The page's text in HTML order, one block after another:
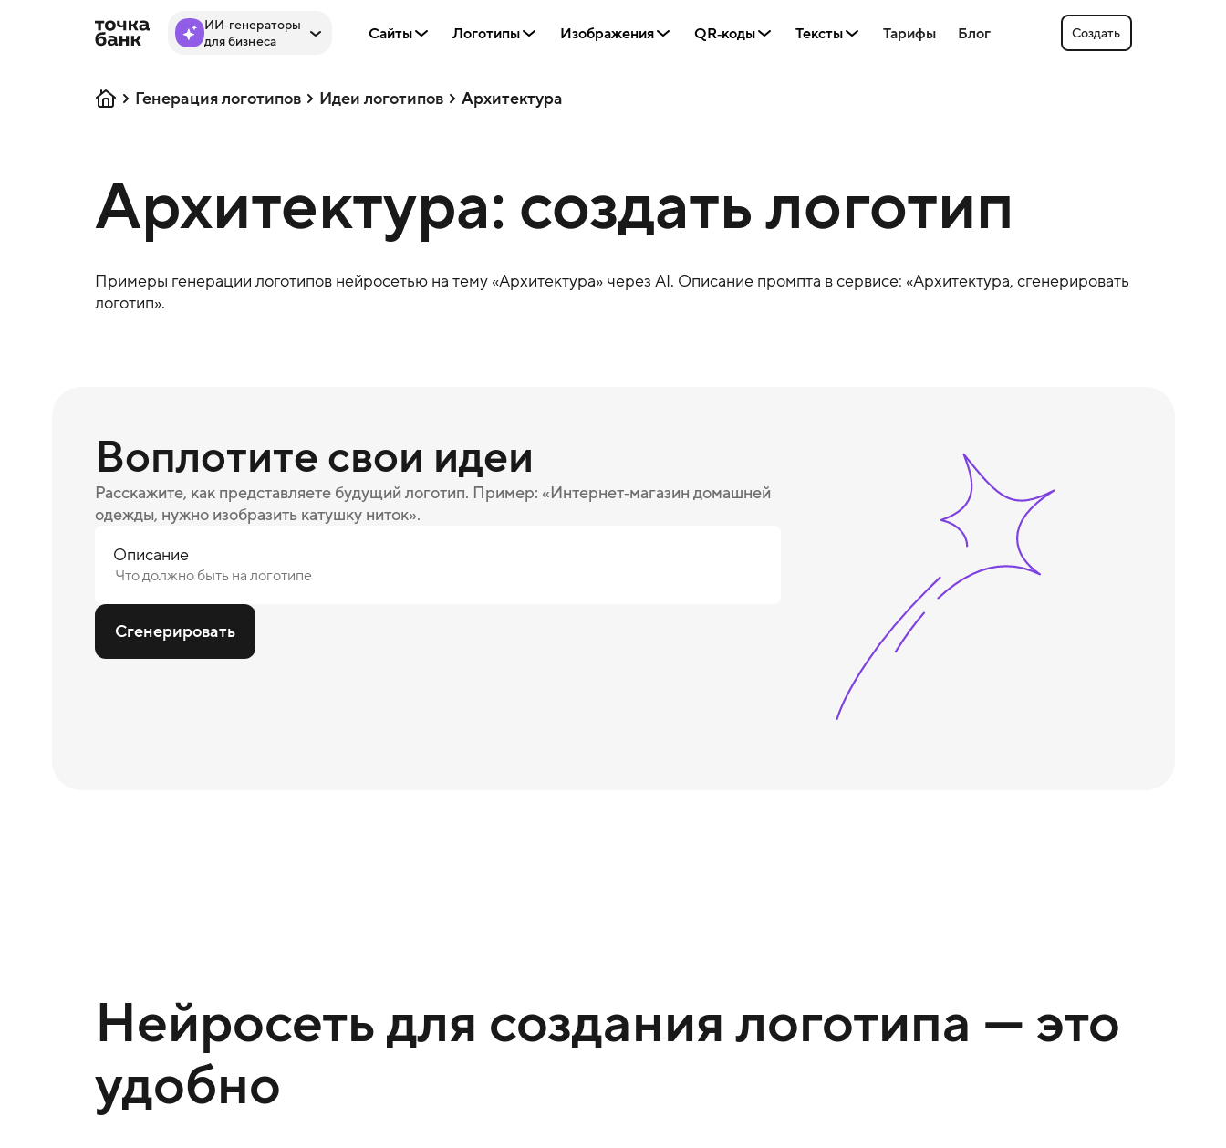
ИИ‑генераторы
для бизнеса
Сайты Логотипы Изображения QR‑коды Тексты Тарифы Блог Создать
Генерация логотипов Идеи логотипов Архитектура
Архитектура: создать логотип
Примеры генерации логотипов нейросетью на тему «Архитектура» через AI. Описание промпта в сервисе: «Архитектура, сгенерировать
логотип».
Воплотите свои идеи
Расскажите, как представляете будущий логотип. Пример: «Интернет‑магазин домашней
одежды, нужно изобразить катушку ниток».
Описание
Сгенерировать
Нейросеть для создания логотипа — это
удобно